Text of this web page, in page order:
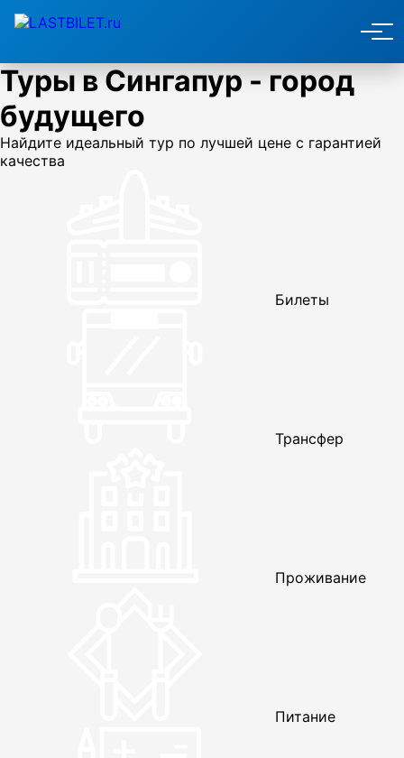
Туры в Сингапур - город
будущего
Найдите идеальный тур по лучшей цене с гарантией
качества
Билеты
Трансфер
Проживание
Питание